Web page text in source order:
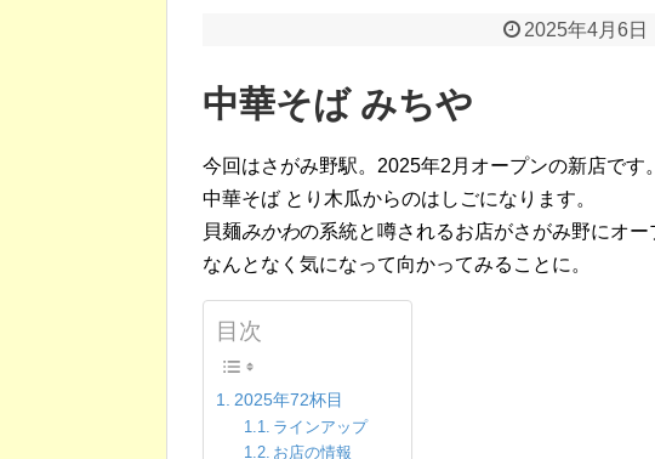
2025年4月6日
中華そば みちや
今回はさがみ野駅。2025年2月オープンの新店です。
中華そば とり木瓜からのはしごになります。
貝麺みかわの系統と噂されるお店がさがみ野にオー
なんとなく気になって向かってみることに。
目次
2025年72杯目
ラインアップ
お店の情報